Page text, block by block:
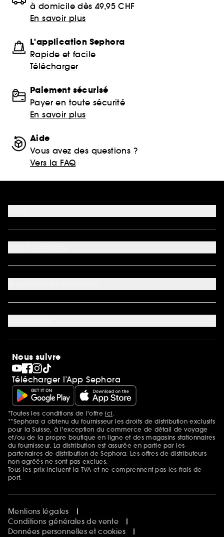
à domicile dès 49,95 CHF
En savoir plus
L'application Sephora
Rapide et facile
Télécharger
Paiement sécurisé
Payer en toute sécurité
En savoir plus
Aide
Vous avez des questions ?
Vers la FAQ
FAQ
Nous contacter
Mon compte
Préférence cookies
Découvrir Sephora
Carrière
SEPHORA Prize
Clean at Sephora
Pride
Nous suivre
Télécharger l’App Sephora
Mentions additionnelles
*Toutes les conditions de l'offreici.
**Sephora a obtenu du fournisseur les droits de distribution exclusifs
pour la Suisse, à l'exception du commerce de détail de voyage
et/ou de la propre boutique en ligne et des magasins stationnaires
du fournisseur. La distribution est assurée en partie par les
partenaires de distribution de Sephora. Les offres de distributeurs
non agréés ne sont pas exclues.
Tous les prix incluent la TVA et ne comprennent pas les frais de
port.
Mentions légales
Conditions générales de vente
Données personnelles et cookies